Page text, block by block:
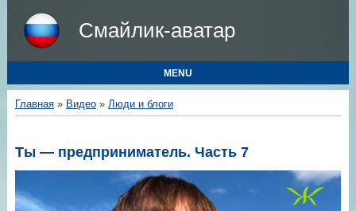
Смайлик-аватар
MENU
Главная» Видео» Люди и блоги
Ты — предприниматель. Часть 7